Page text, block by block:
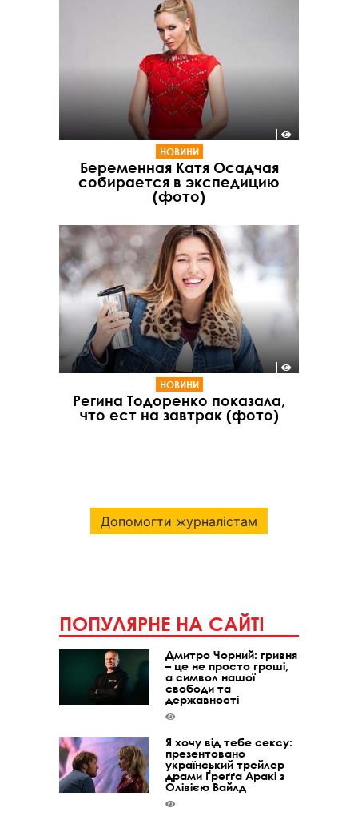
НОВИНИ
Беременная Катя Осадчая
собирается в экспедицию
(фото)
НОВИНИ
Регина Тодоренко показала,
что ест на завтрак (фото)
Допомогти журналістам
ПОПУЛЯРНЕ НА САЙТІ
Дмитро Чорний: гривня
– це не просто гроші,
а символ нашої
свободи та
державності
Я хочу від тебе сексу:
презентовано
український трейлер
драми Ґреґґа Аракі з
Олівією Вайлд